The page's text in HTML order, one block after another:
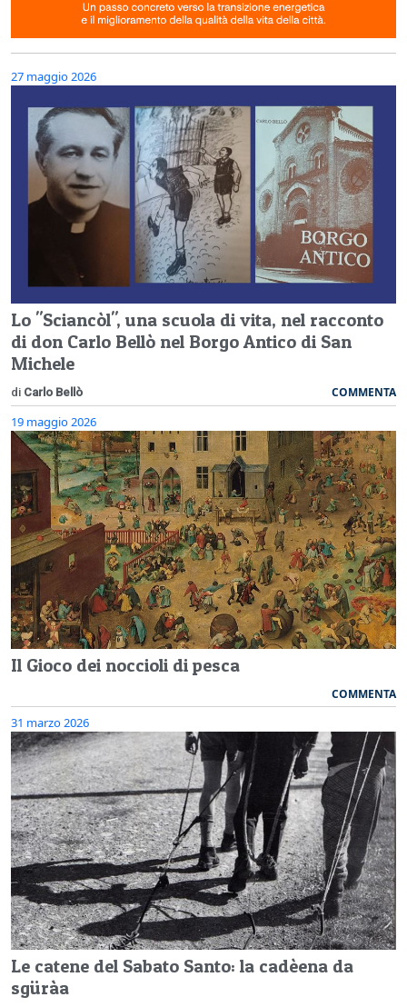
27 maggio 2026
Lo "Sciancòl", una scuola di vita, nel racconto
di don Carlo Bellò nel Borgo Antico di San
Michele
di Carlo Bellò COMMENTA
19 maggio 2026
Il Gioco dei noccioli di pesca
COMMENTA
31 marzo 2026
Le catene del Sabato Santo: la cadèena da
sgüràa